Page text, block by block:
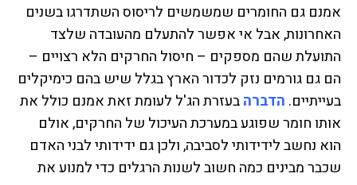
אמנם גם החומרים שמשמשים לריסוס השתדרגו בשנים
האחרונות, אבל אי אפשר להתעלם מהעובדה שלצד
התועלת שהם מספקים – חיסול החרקים הלא רצויים –
הם גם גורמים נזק לכדור הארץ בגלל שיש בהם כימיקלים
בעייתיים. הדברהבעזרת הג'ל לעומת זאת אמנם כולל את
אותו חומר שפוגע במערכת העיכול של החרקים, אולם
הוא נחשב לידידותי לסביבה, ולכן גם ידידותי לבני האדם
שכבר מבינים כמה חשוב לשנות הרגלים כדי למנוע את